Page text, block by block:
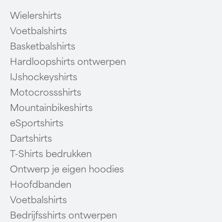
Wielershirts
Voetbalshirts
Basketbalshirts
Hardloopshirts ontwerpen
IJshockeyshirts
Motocrossshirts
Mountainbikeshirts
eSportshirts
Dartshirts
T-Shirts bedrukken
Ontwerp je eigen hoodies
Hoofdbanden
Voetbalshirts
Bedrijfsshirts ontwerpen